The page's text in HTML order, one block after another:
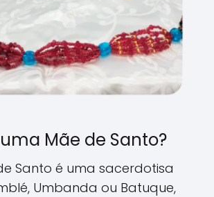
Mãe de Santo?
Santo é uma sacerdotisa
Umbanda ou Batuque,